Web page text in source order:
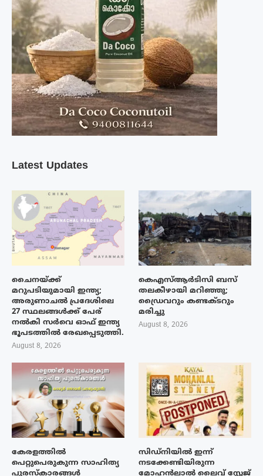
Latest Updates
ചൈനയ്ക്ക്
മറുപടിയുമായി ഇന്ത്യ;
അരുണാചൽ പ്രദേശിലെ
27 സ്ഥലങ്ങൾക്ക് പേര്
നൽകി സർവെ ഓഫ് ഇന്ത്യ
ഭൂപടത്തിൽ രേഖപ്പെടുത്തി.
August 8, 2026
കെഎസ്ആർടിസി ബസ്
തലകീഴായി മറിഞ്ഞു;
ഡ്രൈവറും കണ്ടക്ടറും
മരിച്ചു
August 8, 2026
കേരളത്തിൽ
പെറ്റുപെരുകുന്ന സാഹിത്യ
പുരസ്‌കാരങ്ങൾ
സിഡ്നിയിൽ ഇന്ന്
നടക്കേണ്ടിയിരുന്ന
മോഹൻലാൽ ലൈവ് സ്റ്റേജ്